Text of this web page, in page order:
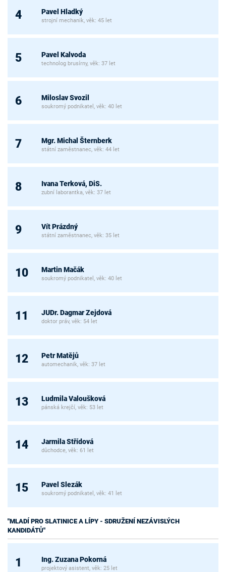
4 Pavel Hladký
strojní mechanik, věk: 45 let
5 Pavel Kalvoda
technolog brusírny, věk: 37 let
6 Miloslav Svozil
soukromý podnikatel, věk: 40 let
7 Mgr. Michal Šternberk
státní zaměstnanec, věk: 44 let
8 Ivana Terková, DiS.
zubní laborantka, věk: 37 let
9 Vít Prázdný
státní zaměstnanec, věk: 35 let
10 Martin Mačák
soukromý podnikatel, věk: 40 let
11 JUDr. Dagmar Zejdová
doktor práv, věk: 54 let
12 Petr Matějů
automechanik, věk: 37 let
13 Ludmila Valoušková
pánská krejčí, věk: 53 let
14 Jarmila Střídová
důchodce, věk: 61 let
15 Pavel Slezák
soukromý podnikatel, věk: 41 let
"MLADÍ PRO SLATINICE A LÍPY - SDRUŽENÍ NEZÁVISLÝCH
KANDIDÁTŮ"
1 Ing. Zuzana Pokorná
projektový asistent, věk: 25 let